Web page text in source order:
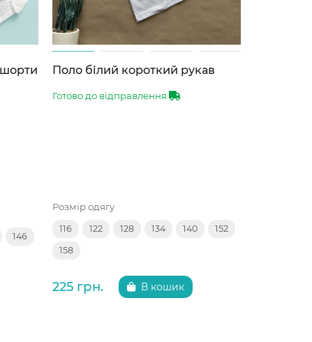
146
Поло білий короткий рукав
Готово до відправлення
Розмір одягу
116 122 128 134 140 152
158
225 грн. В кошик